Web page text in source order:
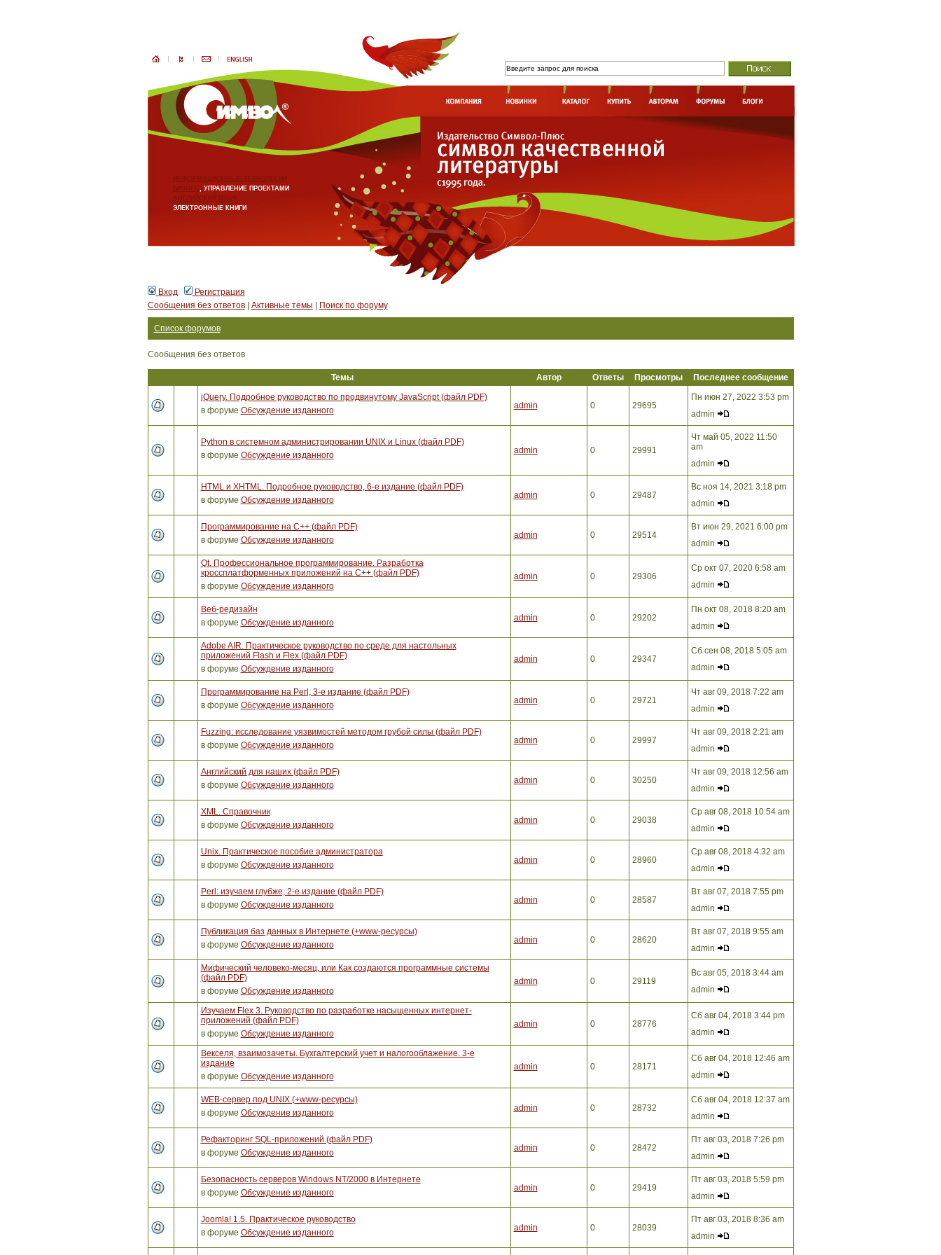
ИНФОРМАЦИОННЫЕ ТЕХНОЛОГИИ
БИЗНЕС, УПРАВЛЕНИЕ ПРОЕКТАМИ
АНГЛИЙСКИЙ ЯЗЫК
ЭЛЕКТРОННЫЕ КНИГИ
Вход
Регистрация
Сообщения без ответов| Активные темы Поиск по форуму
Список форумов
Сообщения без ответов
Темы Автор Ответы Просмотры
Последнее сообщение
jQuery. Подробное руководство по продвинутому JavaScript (файл PDF)
в форуме Обсуждение изданного admin 0 29695
Пн июн 27, 2022 3:53 pm
admin
Python в системном администрировании UNIX и Linux (файл PDF)
в форуме Обсуждение изданного admin 0 29991
Чт май 05, 2022 11:50
am
admin
HTML и XHTML. Подробное руководство, 6-е издание (файл PDF)
в форуме Обсуждение изданного admin 0 29487
Вс ноя 14, 2021 3:18 pm
admin
Программирование на C++ (файл PDF)
в форуме Обсуждение изданного admin 0 29514
Вт июн 29, 2021 6:00 pm
admin
Qt. Профессиональное программирование. Разработка
кроссплатформенных приложений на С++ (файл PDF)
в форуме Обсуждение изданного
admin 0 29306
Ср окт 07, 2020 6:58 am
admin
Веб-редизайн
в форуме Обсуждение изданного admin 0 29202
Пн окт 08, 2018 8:20 am
admin
Adobe AIR. Практическое руководство по среде для настольных
приложений Flash и Flex (файл PDF)
в форуме Обсуждение изданного
admin 0 29347
Сб сен 08, 2018 5:05 am
admin
Программирование на Perl, 3-е издание (файл PDF)
в форуме Обсуждение изданного admin 0 29721
Чт авг 09, 2018 7:22 am
admin
Fuzzing: исследование уязвимостей методом грубой силы (файл PDF)
в форуме Обсуждение изданного admin 0 29997
Чт авг 09, 2018 2:21 am
admin
Английский для наших (файл PDF)
в форуме Обсуждение изданного admin 0 30250
Чт авг 09, 2018 12:56 am
admin
XML. Справочник
в форуме Обсуждение изданного admin 0 29038
Ср авг 08, 2018 10:54 am
admin
Unix. Практическое пособие администратора
в форуме Обсуждение изданного admin 0 28960
Ср авг 08, 2018 4:32 am
admin
Perl: изучаем глубже, 2-е издание (файл PDF)
в форуме Обсуждение изданного admin 0 28587
Вт авг 07, 2018 7:55 pm
admin
Публикация баз данных в Интернете (+www-ресурсы)
в форуме Обсуждение изданного admin 0 28620
Вт авг 07, 2018 9:55 am
admin
Мифический человеко-месяц, или Как создаются программные системы
(файл PDF)
в форуме Обсуждение изданного
admin 0 29119
Вс авг 05, 2018 3:44 am
admin
Изучаем Flex 3. Руководство по разработке насыщенных интернет-
приложений (файл PDF)
в форуме Обсуждение изданного
admin 0 28776
Сб авг 04, 2018 3:44 pm
admin
Векселя, взаимозачеты. Бухгалтерский учет и налогооблажение. 3-е
издание
в форуме Обсуждение изданного
admin 0 28171
Сб авг 04, 2018 12:46 am
admin
WEB-сервер под UNIX (+www-ресурсы)
в форуме Обсуждение изданного admin 0 28732
Сб авг 04, 2018 12:37 am
admin
Рефакторинг SQL-приложений (файл PDF)
в форуме Обсуждение изданного admin 0 28472
Пт авг 03, 2018 7:26 pm
admin
Безопасность серверов Windows NT/2000 в Интернете
в форуме Обсуждение изданного admin 0 29419
Пт авг 03, 2018 5:59 pm
admin
Joomla! 1.5. Практическое руководство
в форуме Обсуждение изданного admin 0 28039
Пт авг 03, 2018 8:36 am
admin